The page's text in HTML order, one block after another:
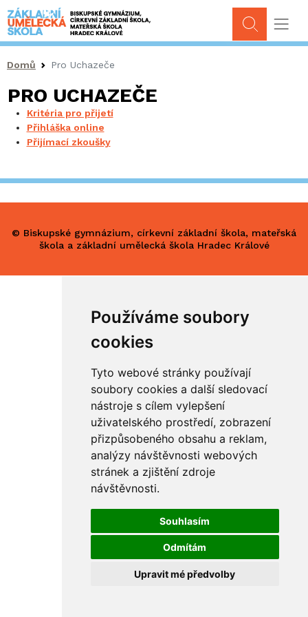
Používáme soubory
cookies
Tyto webové stránky používají
soubory cookies a další sledovací
nástroje s cílem vylepšení
uživatelského prostředí, zobrazení
přizpůsobeného obsahu a reklam,
analýzy návštěvnosti webových
stránek a zjištění zdroje
návštěvnosti.
Souhlasím
Odmítám
Upravit mé předvolby
Drobečková navigace
Domů Pro Uchazeče
PRO UCHAZEČE
Kritéria pro přijetí
Přihláška online
Přijímací zkoušky
© Biskupské gymnázium, církevní základní škola, mateřská
škola a základní umělecká škola Hradec Králové